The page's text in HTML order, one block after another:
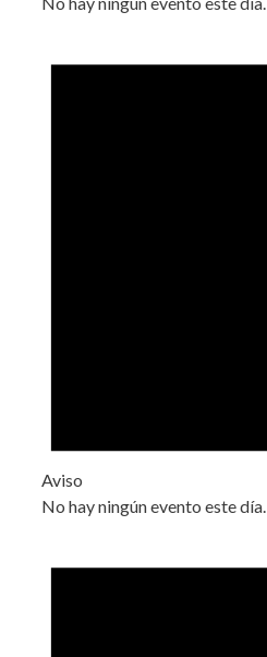
Aviso
No hay ningún evento este día.